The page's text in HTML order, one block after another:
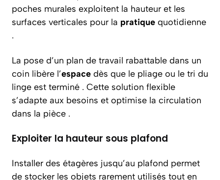
poches murales exploitent la hauteur et les
surfaces verticales pour la pratique quotidienne
.
La pose d’un plan de travail rabattable dans un
coin libère l’espace dès que le pliage ou le tri du
linge est terminé . Cette solution flexible
s’adapte aux besoins et optimise la circulation
dans la pièce .
Exploiter la hauteur sous plafond
Installer des étagères jusqu’au plafond permet
de stocker les objets rarement utilisés tout en